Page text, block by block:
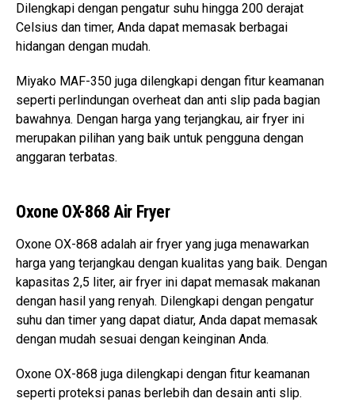
Dilengkapi dengan pengatur suhu hingga 200 derajat
Celsius dan timer, Anda dapat memasak berbagai
hidangan dengan mudah.
Miyako MAF-350 juga dilengkapi dengan fitur keamanan
seperti perlindungan overheat dan anti slip pada bagian
bawahnya. Dengan harga yang terjangkau, air fryer ini
merupakan pilihan yang baik untuk pengguna dengan
anggaran terbatas.
Oxone OX-868 Air Fryer
Oxone OX-868 adalah air fryer yang juga menawarkan
harga yang terjangkau dengan kualitas yang baik. Dengan
kapasitas 2,5 liter, air fryer ini dapat memasak makanan
dengan hasil yang renyah. Dilengkapi dengan pengatur
suhu dan timer yang dapat diatur, Anda dapat memasak
dengan mudah sesuai dengan keinginan Anda.
Oxone OX-868 juga dilengkapi dengan fitur keamanan
seperti proteksi panas berlebih dan desain anti slip.